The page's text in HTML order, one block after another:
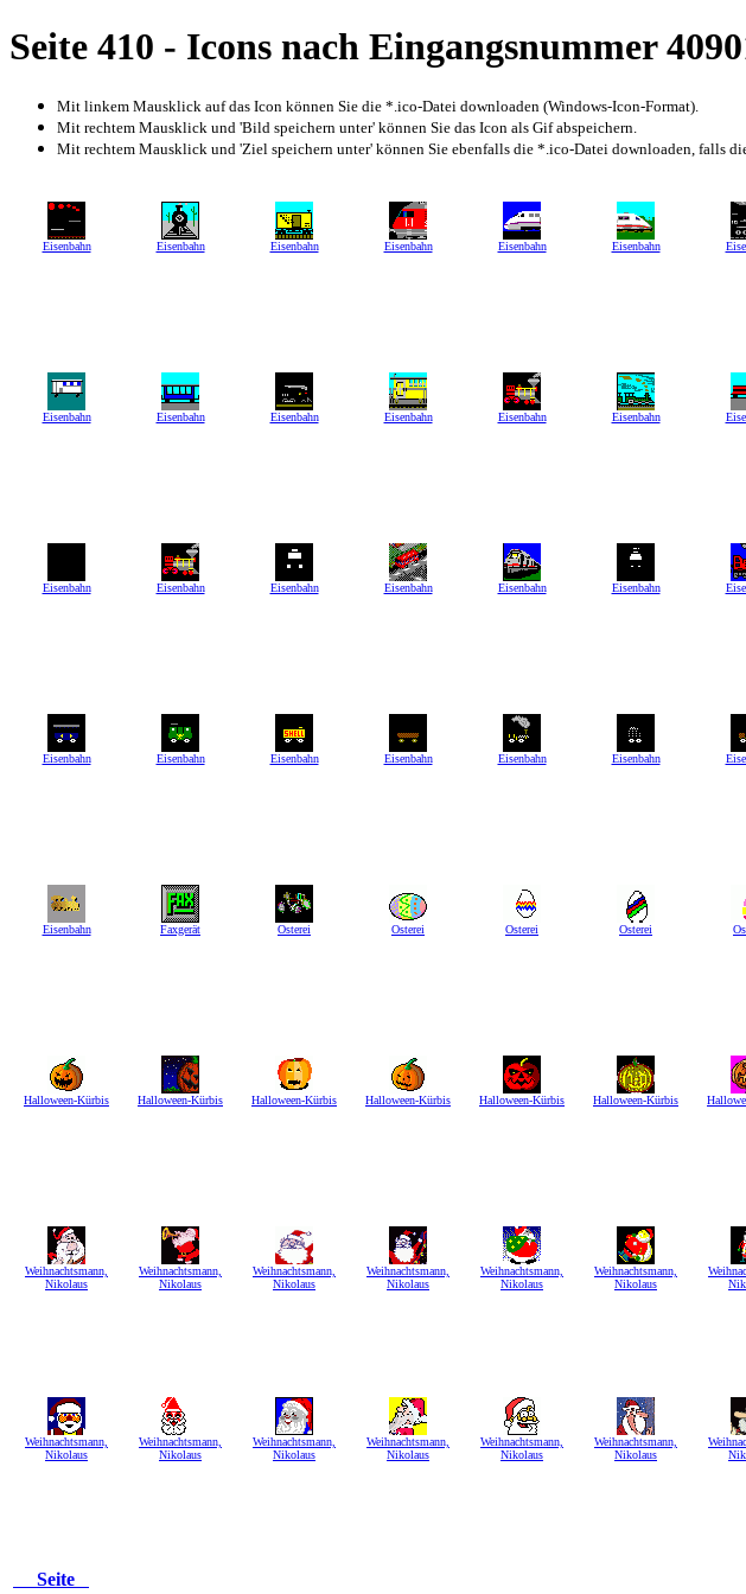
Seite 410 - Icons nach Eingangsnummer
Mit linkem Mausklick auf das Icon können Sie die *.ico-Datei downloaden (Windows-Icon-Format).
Mit rechtem Mausklick und 'Bild speichern unter' können Sie das Icon als Gif abspeichern.
Mit rechtem Mausklick und 'Ziel speichern unter' können Sie ebenfalls die *.ico-Datei downloaden, falls
Eisenbahn Eisenbahn Eisenbahn Eisenbahn Eisenbahn Eisenbahn
Eisenbahn Eisenbahn Eisenbahn Eisenbahn Eisenbahn Eisenbahn
Eisenbahn Eisenbahn Eisenbahn Eisenbahn Eisenbahn Eisenbahn
Eisenbahn Eisenbahn Eisenbahn Eisenbahn Eisenbahn Eisenbahn
Eisenbahn Faxgerät Osterei Osterei Osterei Osterei
Halloween-Kürbis Halloween-Kürbis Halloween-Kürbis Halloween-Kürbis Halloween-Kürbis Halloween-Kürbis
Weihnachtsmann,
Nikolaus
Weihnachtsmann,
Nikolaus
Weihnachtsmann,
Nikolaus
Weihnachtsmann,
Nikolaus
Weihnachtsmann,
Nikolaus
Weihnachtsmann,
Nikolaus
Weihnachtsmann,
Nikolaus
Weihnachtsmann,
Nikolaus
Weihnachtsmann,
Nikolaus
Weihnachtsmann,
Nikolaus
Weihnachtsmann,
Nikolaus
Weihnachtsmann,
Nikolaus
Seite